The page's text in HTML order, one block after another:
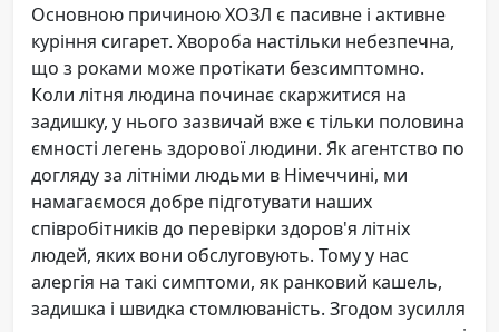
Основною причиною ХОЗЛ є пасивне і активне
куріння сигарет. Хвороба настільки небезпечна,
що з роками може протікати безсимптомно.
Коли літня людина починає скаржитися на
задишку, у нього зазвичай вже є тільки половина
ємності легень здорової людини. Як агентство по
догляду за літніми людьми в Німеччині, ми
намагаємося добре підготувати наших
співробітників до перевірки здоров'я літніх
людей, яких вони обслуговують. Тому у нас
алергія на такі симптоми, як ранковий кашель,
задишка і швидка стомлюваність. Згодом зусилля